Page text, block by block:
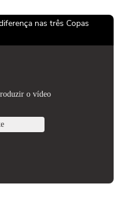
nas três Copas